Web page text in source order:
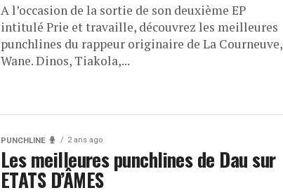
A l’occasion de la sortie de son deuxième EP
intitulé Prie et travaille, découvrez les meilleures
punchlines du rappeur originaire de La Courneuve,
Wane. Dinos, Tiakola,...
PUNCHLINE 2 ans ago
Les meilleures punchlines de Dau sur
ETATS D’ÂMES